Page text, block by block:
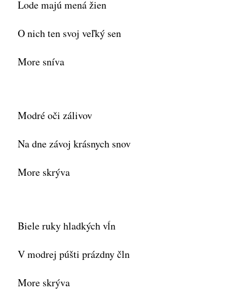
Lode majú mená žien
O nich ten svoj veľký sen
More sníva
Modré oči zálivov
Na dne závoj krásnych snov
More skrýva
Biele ruky hladkých vĺn
V modrej púšti prázdny čln
More skrýva